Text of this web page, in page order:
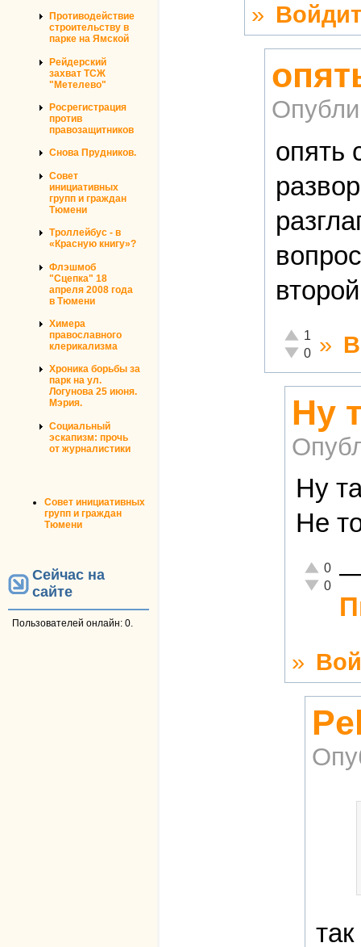
Противодействие
строительству в
парке на Ямской
Рейдерский
захват ТСЖ
"Метелево"
Росрегистрация
против
правозащитников
Снова Прудников.
Совет
инициативных
групп и граждан
Тюмени
Троллейбус - в
«Красную книгу»?
Флэшмоб
"Сцепка" 18
апреля 2008 года
в Тюмени
Химера
православного
клерикализма
Хроника борьбы за
парк на ул.
Логунова 25 июня.
Мэрия.
Социальный
эскапизм: прочь
от журналистики
Совет инициативных
групп и граждан
Тюмени
Сейчас на
сайте
Пользователей онлайн: 0.
»
опять
Отлично!
1
Неадекватно!
0 »
Ну
Ну
Не
Отлично!
0
0
»